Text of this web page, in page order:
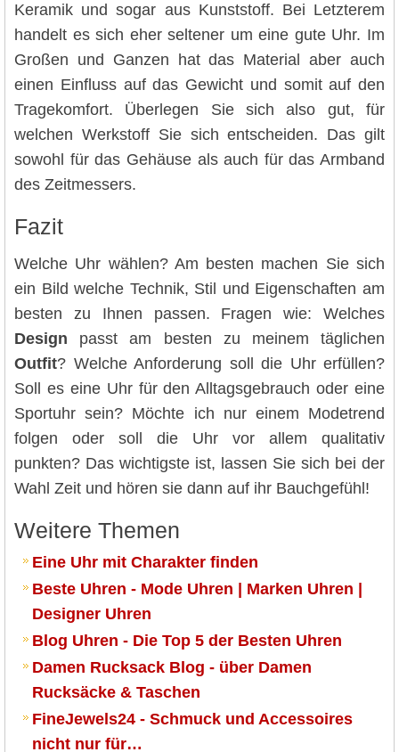
Keramik und sogar aus Kunststoff. Bei Letzterem
handelt es sich eher seltener um eine gute Uhr. Im
Großen und Ganzen hat das Material aber auch
einen Einfluss auf das Gewicht und somit auf den
Tragekomfort. Überlegen Sie sich also gut, für
welchen Werkstoff Sie sich entscheiden. Das gilt
sowohl für das Gehäuse als auch für das Armband
des Zeitmessers.
Fazit
Welche Uhr wählen? Am besten machen Sie sich
ein Bild welche Technik, Stil und Eigenschaften am
besten zu Ihnen passen. Fragen wie: Welches
Design passt am besten zu meinem täglichen
Outfit? Welche Anforderung soll die Uhr erfüllen?
Soll es eine Uhr für den Alltagsgebrauch oder eine
Sportuhr sein? Möchte ich nur einem Modetrend
folgen oder soll die Uhr vor allem qualitativ
punkten? Das wichtigste ist, lassen Sie sich bei der
Wahl Zeit und hören sie dann auf ihr Bauchgefühl!
Weitere Themen
Eine Uhr mit Charakter finden
Beste Uhren - Mode Uhren | Marken Uhren |
Designer Uhren
Blog Uhren - Die Top 5 der Besten Uhren
Damen Rucksack Blog - über Damen
Rucksäcke & Taschen
FineJewels24 - Schmuck und Accessoires
nicht nur für…